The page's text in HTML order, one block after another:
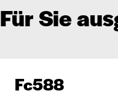
Für Sie
Fc588